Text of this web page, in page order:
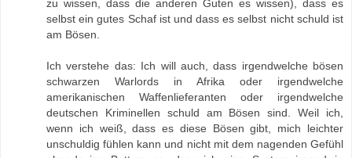
zu wissen, dass die anderen Guten es wissen), dass es
selbst ein gutes Schaf ist und dass es selbst nicht schuld ist
am Bösen.
Ich verstehe das: Ich will auch, dass irgendwelche bösen
schwarzen Warlords in Afrika oder irgendwelche
amerikanischen Waffenlieferanten oder irgendwelche
deutschen Kriminellen schuld am Bösen sind. Weil ich,
wenn ich weiß, dass es diese Bösen gibt, mich leichter
unschuldig fühlen kann und nicht mit dem nagenden Gefühl